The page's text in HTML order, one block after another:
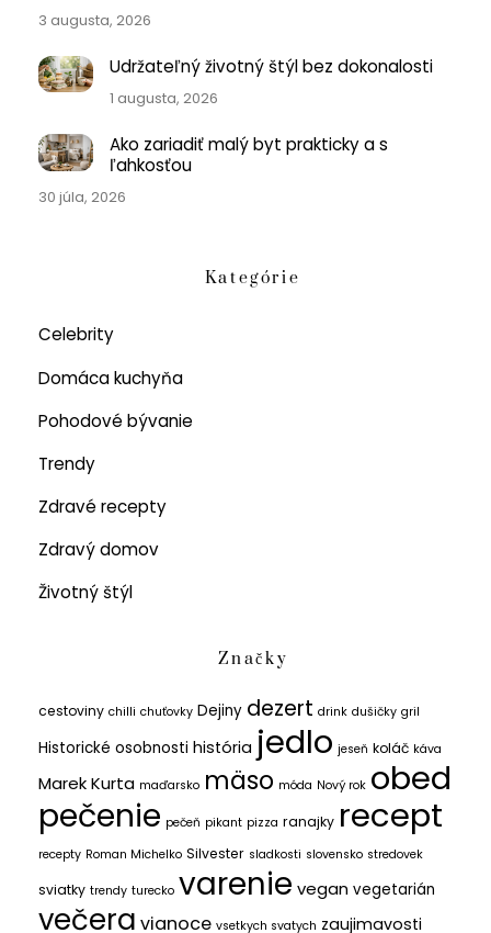
3 augusta, 2026
Udržateľný životný štýl bez dokonalosti
1 augusta, 2026
Ako zariadiť malý byt prakticky a s
ľahkosťou
30 júla, 2026
Kategórie
Celebrity
Domáca kuchyňa
Pohodové bývanie
Trendy
Zdravé recepty
Zdravý domov
Životný štýl
Značky
cestoviny chilli chuťovky Dejiny dezert drink dušičky gril
Historické osobnosti história jedlo jeseň koláč káva
Marek Kurta maďarsko mäso móda Nový rok obed
pečenie pečeň pikant pizza ranajky recept
recepty Roman Michelko Silvester sladkosti slovensko stredovek
sviatky trendy turecko varenie vegan vegetarián
večera vianoce vsetkych svatych zaujimavosti